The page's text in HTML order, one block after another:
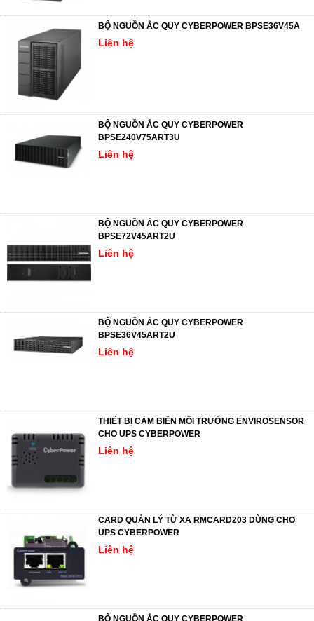
BỘ NGUỒN ẮC QUY CYBERPOWER BPSE36V45A
Liên hệ
BỘ NGUỒN ẮC QUY CYBERPOWER
BPSE240V75ART3U
Liên hệ
BỘ NGUỒN ẮC QUY CYBERPOWER
BPSE72V45ART2U
Liên hệ
BỘ NGUỒN ẮC QUY CYBERPOWER
BPSE36V45ART2U
Liên hệ
THIẾT BỊ CẢM BIẾN MÔI TRƯỜNG ENVIROSENSOR
CHO UPS CYBERPOWER
Liên hệ
CARD QUẢN LÝ TỪ XA RMCARD203 DÙNG CHO
UPS CYBERPOWER
Liên hệ
BỘ NGUỒN ẮC QUY CYBERPOWER